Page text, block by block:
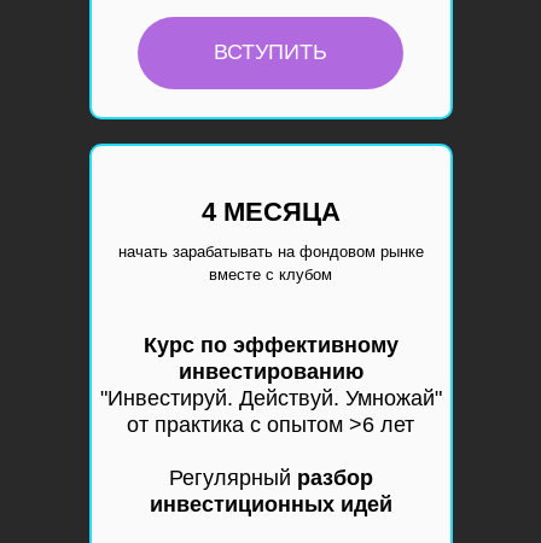
Курс по эффективному
инвестированию
"Инвестируй. Действуй. Умножай"
от практика с опытом >6 лет
Регулярный разбор
инвестиционных идей
начать зарабатывать на фондовом рынке
вместе с клубом
4 МЕСЯЦА
ВСТУПИТЬ